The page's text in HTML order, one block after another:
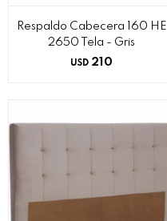
Respaldo Cabecera 160 HE
2650 Tela - Gris
USD 210